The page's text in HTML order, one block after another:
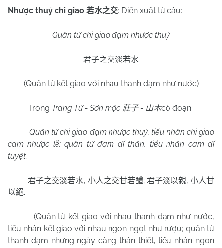
Nhược thuỷ chi giao 若水之交: Điển xuất từ câu:
Quân tử chi giao đạm nhược thuỷ
君子之交淡若水
(Quân tử kết giao với nhau thanh đạm như nước)
Trong Trang Tử - Sơn mộc 莊子- 山木có đoạn:
Quân tử chi giao đạm nhược thuỷ, tiểu nhân chi giao
cam nhược lễ; quân tử đạm dĩ thân, tiểu nhân cam dĩ
tuyệt.
君子之交淡若水, 小人之交甘若醴; 君子淡以親, 小人甘
以絕.
(Quân tử kết giao với nhau thanh đạm như nước,
tiểu nhân kết giao với nhau ngon ngọt như rượu; quân tử
thanh đạm nhưng ngày càng thân thiết, tiểu nhân ngon